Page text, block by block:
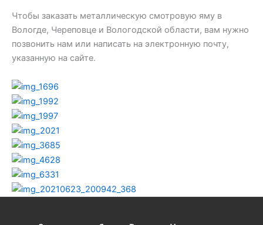
Чтобы заказать металлическую смотровую яму в
Вологде, Череповце и Вологодской области, вам нужно
позвонить нам или написать на электронную почту,
указанную на сайте.